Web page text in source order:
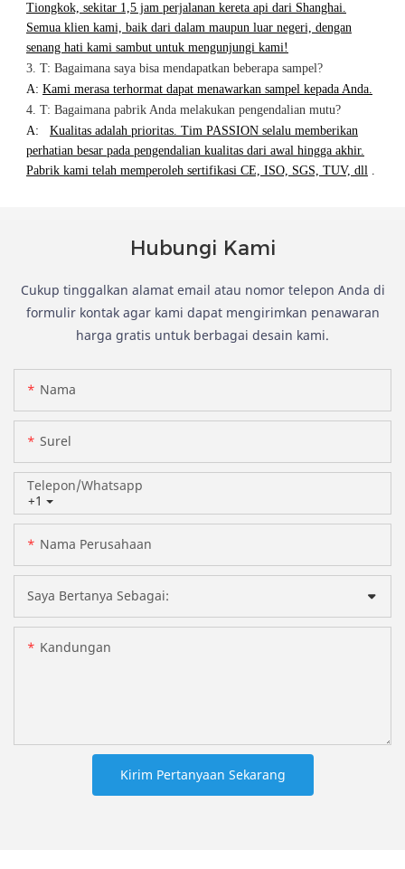
Tiongkok, sekitar 1,5 jam perjalanan kereta api dari Shanghai.
Semua klien kami, baik dari dalam maupun luar negeri, dengan
senang hati kami sambut untuk mengunjungi kami!
3. T: Bagaimana saya bisa mendapatkan beberapa sampel?
A: Kami merasa terhormat dapat menawarkan sampel kepada Anda.
4. T: Bagaimana pabrik Anda melakukan pengendalian mutu?
A:
Kualitas adalah prioritas. Tim PASSION selalu memberikan
perhatian besar pada pengendalian kualitas dari awal hingga akhir.
Pabrik kami telah memperoleh sertifikasi CE, ISO, SGS, TUV, dll .
Hubungi Kami
Cukup tinggalkan alamat email atau nomor telepon Anda di
formulir kontak agar kami dapat mengirimkan penawaran
harga gratis untuk berbagai desain kami.
Nama
Surel
+1
Telepon/whatsapp
Nama Perusahaan
Saya Bertanya Sebagai:
Kandungan
Kirim Pertanyaan Sekarang